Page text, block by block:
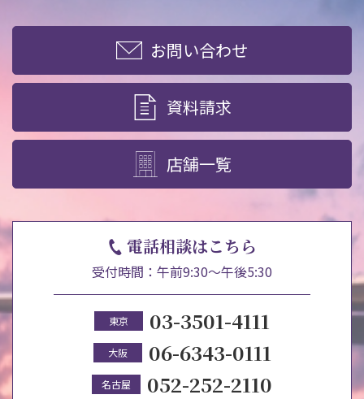
お問い合わせ
資料請求
店舗一覧
電話相談はこちら
受付時間：午前9:30～午後5:30
東京 03-3501-4111
大阪 06-6343-0111
名古屋 052-252-2110